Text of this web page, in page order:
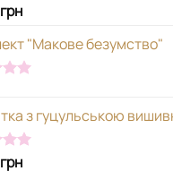
в
5
грн
"Макове безумство"
з гуцульською
в
5
грн